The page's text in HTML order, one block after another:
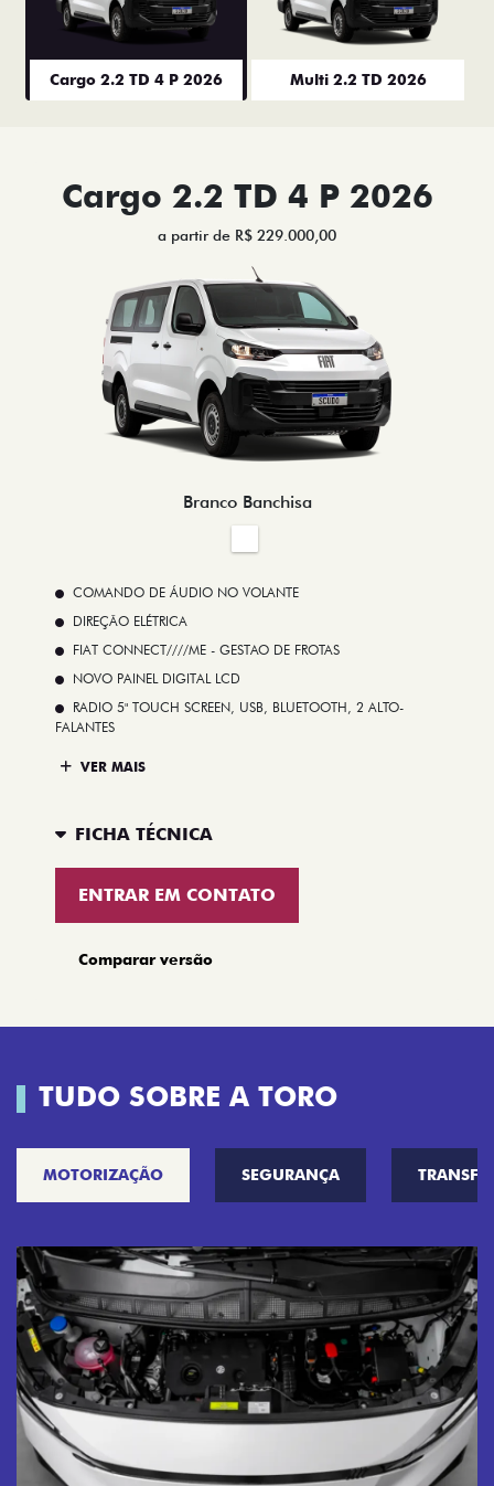
Cargo 2.2 TD 4 P 2026 Multi 2.2 TD 2026
Cargo 2.2 TD 4 P 2026
a partir de R$ 229.000,00
Branco Banchisa
COMANDO DE ÁUDIO NO VOLANTE
DIREÇÃO ELÉTRICA
FIAT CONNECT////ME - GESTAO DE FROTAS
NOVO PAINEL DIGITAL LCD
RADIO 5" TOUCH SCREEN, USB, BLUETOOTH, 2 ALTO-
FALANTES
VER MAIS
FICHA TÉCNICA
ENTRAR EM CONTATO
Comparar versão
TUDO SOBRE A TORO
MOTORIZAÇÃO SEGURANÇA